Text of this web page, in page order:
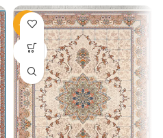
-33%
SOLD
OUT